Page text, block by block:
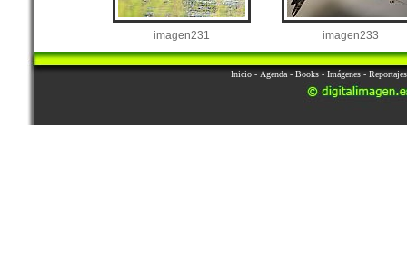
imagen231 imagen233
Inicio - Agenda - Books - Imágenes - Reportajes